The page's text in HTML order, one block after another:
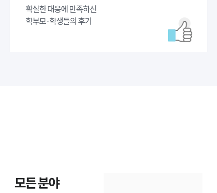
확실한 대응에 만족하신
학부모·학생들의 후기
모든 분야